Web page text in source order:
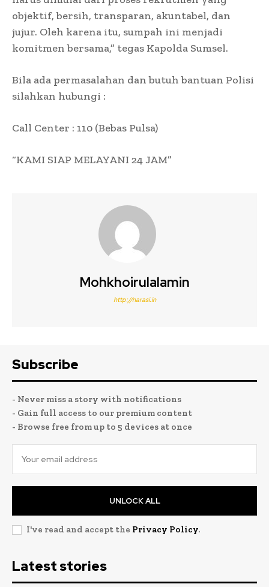
objektif, bersih, transparan, akuntabel, dan
jujur. Oleh karena itu, sumpah ini menjadi
komitmen bersama,” tegas Kapolda Sumsel.
Bila ada permasalahan dan butuh bantuan Polisi
silahkan hubungi :
Call Center : 110 (Bebas Pulsa)
“KAMI SIAP MELAYANI 24 JAM”
Mohkhoirulalamin
http://narasi.in
Subscribe
- Never miss a story with notifications
- Gain full access to our premium content
- Browse free from up to 5 devices at once
UNLOCK ALL
I've read and accept the Privacy Policy.
Latest stories